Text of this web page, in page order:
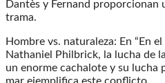
Dantès y Fernand proporcionan
trama.
Hombre vs. naturaleza: En “En
Nathaniel Philbrick, la lucha de
un enorme cachalote y su lucha